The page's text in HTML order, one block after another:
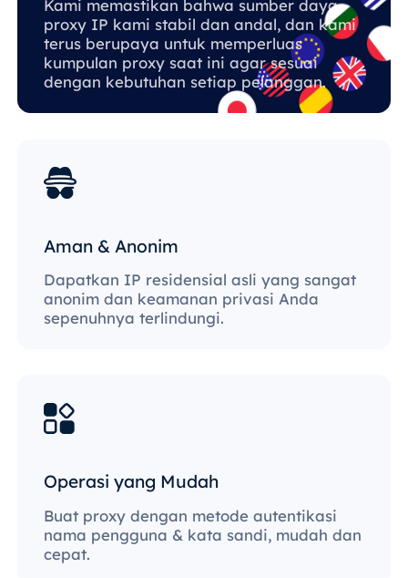
Kami memastikan bahwa sumber daya
proxy IP kami stabil dan andal, dan kami
terus berupaya untuk memperluas
kumpulan proxy saat ini agar sesuai
dengan kebutuhan setiap pelanggan.
Aman & Anonim
Dapatkan IP residensial asli yang sangat
anonim dan keamanan privasi Anda
sepenuhnya terlindungi.
Operasi yang Mudah
Buat proxy dengan metode autentikasi
nama pengguna & kata sandi, mudah dan
cepat.